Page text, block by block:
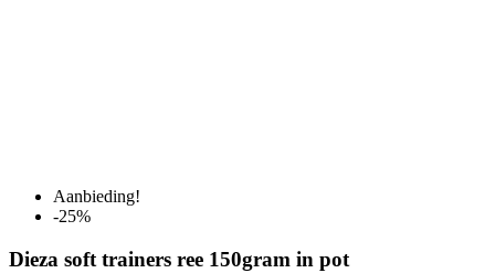
Aanbieding!
-25%
Dieza soft trainers ree 150gram in pot